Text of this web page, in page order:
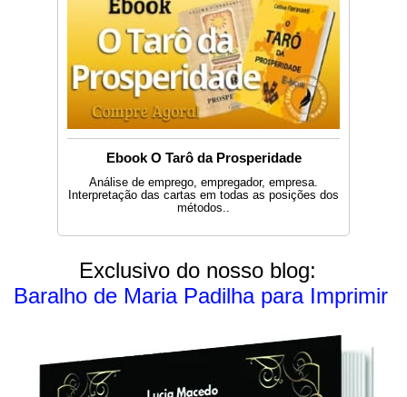
Ebook O Tarô da Prosperidade
Análise de emprego, empregador, empresa.
Interpretação das cartas em todas as posições dos
métodos..
Exclusivo do nosso blog:
Baralho de Maria Padilha para Imprimir